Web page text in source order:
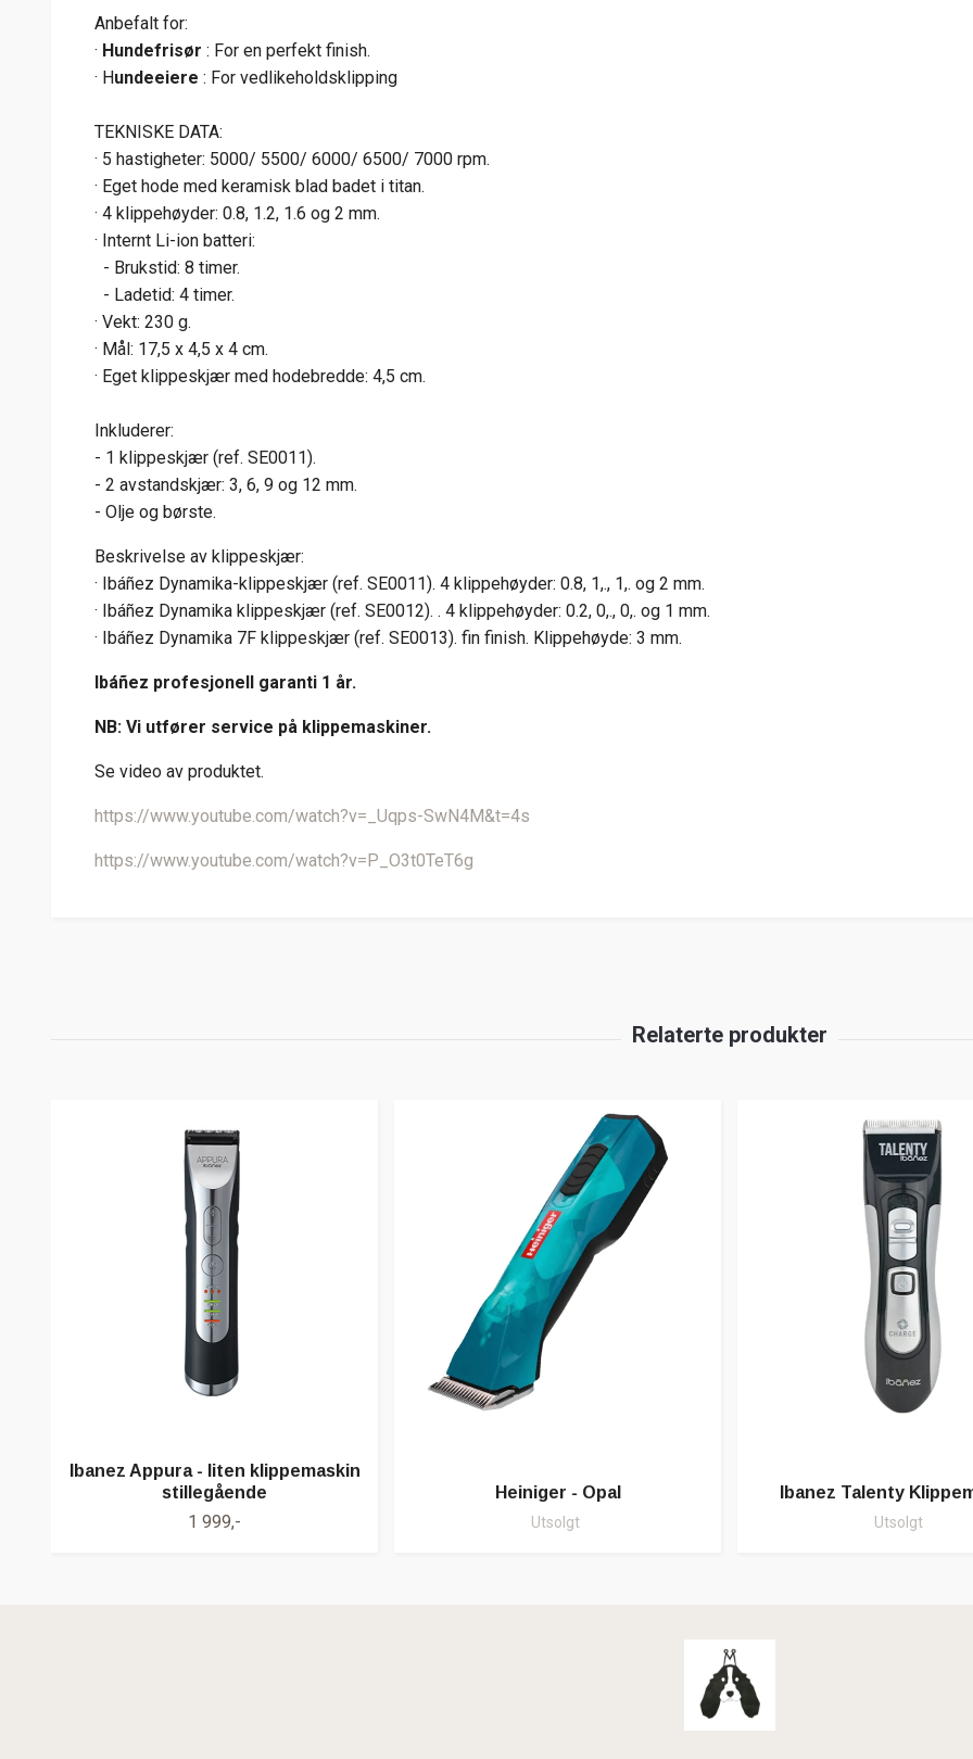
Anbefalt for:
· Hundefrisør : For en perfekt finish.
· Hundeeiere : For vedlikeholdsklipping
TEKNISKE DATA:
· 5 hastigheter: 5000/ 5500/ 6000/ 6500/ 7000 rpm.
· Eget hode med keramisk blad badet i titan.
· 4 klippehøyder: 0.8, 1.2, 1.6 og 2 mm.
· Internt Li-ion batteri:
- Brukstid: 8 timer.
- Ladetid: 4 timer.
· Vekt: 230 g.
· Mål: 17,5 x 4,5 x 4 cm.
· Eget klippeskjær med hodebredde: 4,5 cm.
Inkluderer:
- 1 klippeskjær (ref. SE0011).
- 2 avstandskjær: 3, 6, 9 og 12 mm.
- Olje og børste.
Beskrivelse av klippeskjær:
· Ibáñez Dynamika-klippeskjær (ref. SE0011). 4 klippehøyder: 0.8, 1,., 1,. og 2 mm.
· Ibáñez Dynamika klippeskjær (ref. SE0012). . 4 klippehøyder: 0.2, 0,., 0,. og 1 mm.
· Ibáñez Dynamika 7F klippeskjær (ref. SE0013). fin finish. Klippehøyde: 3 mm.
Ibáñez profesjonell garanti 1 år.
NB: Vi utfører service på klippemaskiner.
Se video av produktet.
https://www.youtube.com/watch?v=_Uqps-SwN4M&t=4s
https://www.youtube.com/watch?v=P_O3t0TeT6g
Ibanez Appura - liten klippemaskin
stillegående
1 999,-
Heiniger - Opal
Utsolgt
Ibanez Talenty
Utsolgt